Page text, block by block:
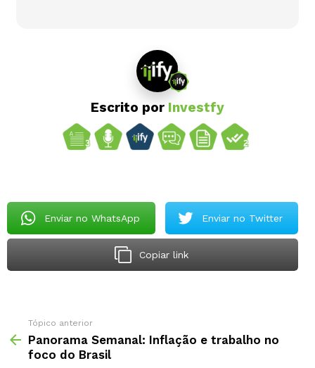
Escrito por Investfy
Enviar no WhatsApp Enviar no Twitter
Copiar link
Tópico anterior
Panorama Semanal: Inflação e trabalho no
foco do Brasil